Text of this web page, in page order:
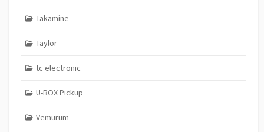
Takamine
Taylor
tc electronic
U-BOX Pickup
Vemurum